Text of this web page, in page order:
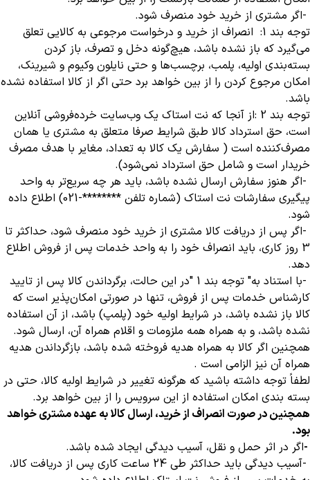
-اگر مشتری از خرید خود منصرف شود.
توجه بند 1: انصراف از خرید و درخواست مرجوعی به کالایی تعلق
می‌گیرد که باز نشده باشد، هیچ‌گونه دخل و تصرف، باز کردن
بسته‌بندی اولیه، پلمب، برچسب‌ها و حتی نایلون وکیوم و شیرینک،
امکان مرجوع کردن را از بین خواهد برد حتی اگر از کالا استفاده نشده
باشد.
توجه بند 2
:از آنجا که نت استاک یک وب‌سایت خرده‌فروشی آنلاین
است، حق استرداد کالا طبق شرایط صرفا متعلق به مشتری یا همان
مصرف‌کننده است ( سفارش یک کالا به تعداد، مغایر با هدف مصرف
خریدار است و شامل حق استرداد نمی‌شود).
-اگر هنوز سفارش ارسال نشده باشد، باید هر چه سریع‏‌تر به واحد
پیگیری سفارشات نت استاک (شماره تلفن ********-021) اطلاع داده
شود.
-اگر پس از دریافت کالا مشتری از خرید خود منصرف شود، حداکثر تا
3 روز کاری‏، باید انصراف خود را به واحد خدمات پس از فروش اطلاع
دهد.
-با استناد به" توجه بند 1 "در این حالت، برگرداندن کالا پس از تایید
کارشناس خدمات پس از فروش، تنها در صورتی امکان‌پذیر است که
کالا باز نشده باشد، در شرایط اولیه خود (پلمپ) باشد، از آن استفاده
نشده باشد، و به همراه همه ملزومات و اقلام همراه آن، ارسال شود.
همچنین اگر کالا به‌ همراه هدیه فروخته شده باشد، بازگرداندن هدیه
همراه آن نیز الزامی است .
لطفاً توجه داشته باشید که هرگونه تغییر در شرایط اولیه کالا، حتی در
بسته بندی امکان استفاده از این سرویس را از بین خواهد برد.
همچنین در صورت انصراف از خرید، ارسال کالا به عهده مشتری خواهد
بود.
-اگر در اثر حمل و نقل، آسیب دیدگی ایجاد شده باشد.
-
آسیب‏‏ دیدگی باید حداکثر طی 24 ساعت کاری پس از دریافت کالا،